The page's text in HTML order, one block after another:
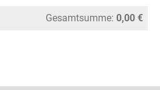
Gesamtsumme: 0,00 €